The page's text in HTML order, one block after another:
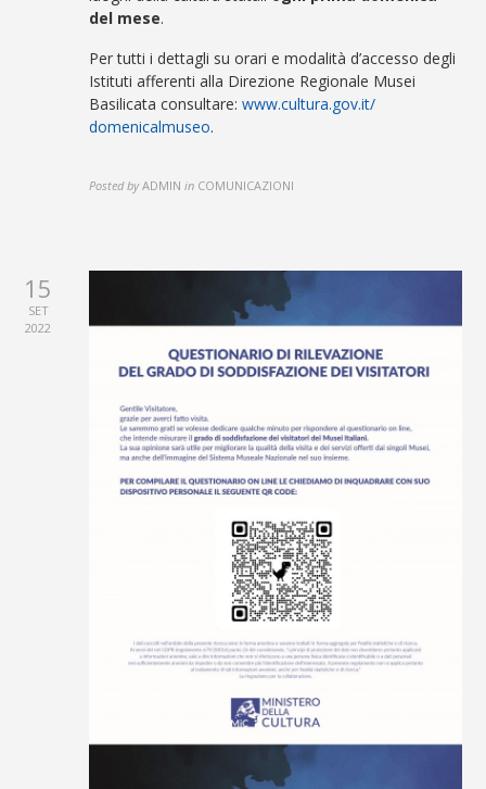
del mese.
Per tutti i dettagli su orari e modalità d’accesso degli
Istituti afferenti alla Direzione Regionale Musei
Basilicata consultare:www.cultura.gov.it/
domenicalmuseo.
Posted by ADMIN in COMUNICAZIONI
15
SET
2022